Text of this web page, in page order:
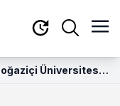
Üniversitesi